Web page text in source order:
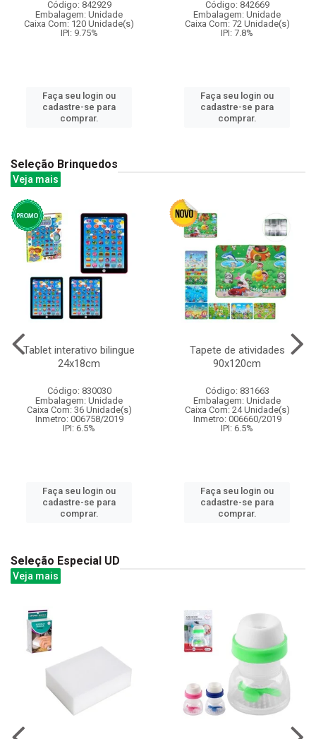
Código: 842929
Embalagem: Unidade
Caixa Com: 120 Unidade(s)
IPI: 9.75%
Faça seu login ou
cadastre-se para
comprar.
Código: 842669
Embalagem: Unidade
Caixa Com: 72 Unidade(s)
IPI: 7.8%
Faça seu login ou
cadastre-se para
comprar.
Seleção Brinquedos
Veja mais
Tablet interativo bilingue
24x18cm
Código: 830030
Embalagem: Unidade
Caixa Com: 36 Unidade(s)
Inmetro: 006758/2019
IPI: 6.5%
Faça seu login ou
cadastre-se para
comprar.
Tapete de atividades
90x120cm
Código: 831663
Embalagem: Unidade
Caixa Com: 24 Unidade(s)
Inmetro: 006660/2019
IPI: 6.5%
Faça seu login ou
cadastre-se para
comprar.
Seleção Especial UD
Veja mais